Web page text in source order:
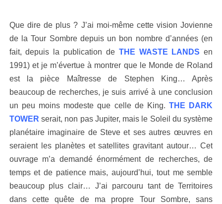
Que dire de plus ? J’ai moi-même cette vision Jovienne
de la Tour Sombre depuis un bon nombre d’années (en
fait, depuis la publication de THE WASTE LANDS en
1991) et je m’évertue à montrer que le Monde de Roland
est la pièce Maîtresse de Stephen King… Après
beaucoup de recherches, je suis arrivé à une conclusion
un peu moins modeste que celle de King. THE DARK
TOWER serait, non pas Jupiter, mais le Soleil du système
planétaire imaginaire de Steve et ses autres œuvres en
seraient les planètes et satellites gravitant autour… Cet
ouvrage m’a demandé énormément de recherches, de
temps et de patience mais, aujourd’hui, tout me semble
beaucoup plus clair… J’ai parcouru tant de Territoires
dans cette quête de ma propre Tour Sombre, sans